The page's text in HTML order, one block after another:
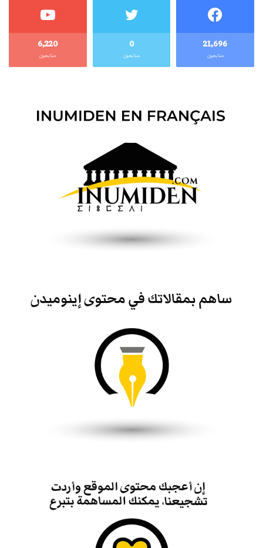
21٬696
متابعون
0
متابعون
6٬220
متابعون